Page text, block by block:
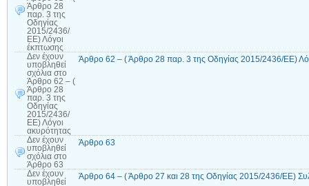
Άρθρο 28
παρ. 3 της
Οδηγίας
2015/2436/
ΕΕ) Λόγοι
έκπτωσης
Δεν έχουν
υποβληθεί
σχόλια στο
Άρθρο 62 – (
Άρθρο 28
παρ. 3 της
Οδηγίας
2015/2436/
ΕΕ) Λόγοι
ακυρότητας
Άρθρο 62 – ( Άρθρο 28 παρ. 3 της Οδηγίας 2015/2436/ΕΕ)
Δεν έχουν
υποβληθεί
σχόλια στο
Άρθρο 63
Άρθρο 63
Δεν έχουν
υποβληθεί
Άρθρο 64 – ( Άρθρο 27 και 28 της Οδηγίας 2015/2436/ΕΕ)